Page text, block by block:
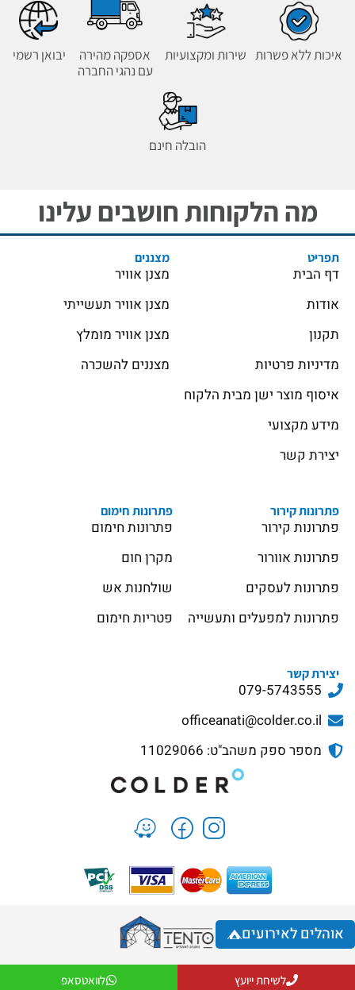
איכות ללא פשרות שירות ומקצועיות
אספקה מהירה
עם נהגי החברה
יבואן רשמי
הובלה חינם
מה הלקוחות חושבים עלינו
תפריט
דף הבית
אודות
תקנון
מדיניות פרטיות
איסוף מוצר ישן מבית הלקוח
מידע מקצועי
יצירת קשר
מצננים
מצנן אוויר
מצנן אוויר תעשייתי
מצנן אוויר מומלץ
מצננים להשכרה
פתרונות קירור
פתרונות קירור
פתרונות אוורור
פתרונות לעסקים
פתרונות למפעלים ותעשייה
פתרונות חימום
פתרונות חימום
מקרן חום
שולחנות אש
פטריות חימום
יצירת קשר
079-5743555
officeanati@colder.co.il
מספר ספק משהב"ט: 11029066
אוהלים לאירועים
לשיחת ייועץ לוואטסאפ